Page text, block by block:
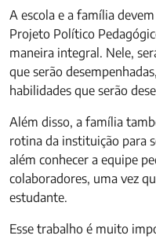
A escola e a família
Projeto Político
maneira integral. Nele,
que serão
habilidades que serão
Além disso, a família
rotina da instituição para
além conhecer a equipe
colaboradores, uma vez
estudante.
Esse trabalho é muito